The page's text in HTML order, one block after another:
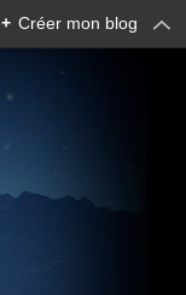
+ Créer mon blog